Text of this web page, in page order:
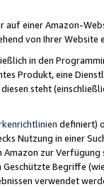
auf einer Amazon-
von Ihrer
in den
Produkt, eine
steht
definiert)
Nutzung in einer
zur
Geschützte Begriffe
verwendet